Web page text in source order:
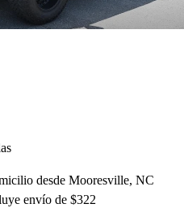
desde Mooresville, NC
envío de $322